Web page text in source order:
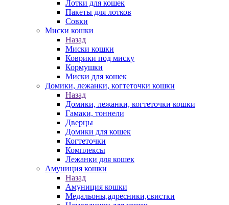
Лотки для кошек
Пакеты для лотков
Совки
Миски кошки
Назад
Миски кошки
Коврики под миску
Кормушки
Миски для кошек
Домики, лежанки, когтеточки кошки
Назад
Домики, лежанки, когтеточки кошки
Гамаки, тоннели
Дверцы
Домики для кошек
Когтеточки
Комплексы
Лежанки для кошек
Амуниция кошки
Назад
Амуниция кошки
Медальоны,адресники,свистки